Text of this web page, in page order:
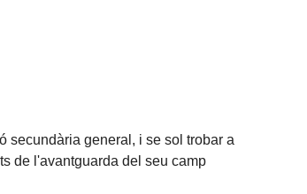
secundària general, i se sol trobar a
de l'avantguarda del seu camp